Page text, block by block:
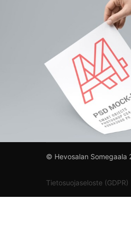
© Hevosalan Somegaala
Tietosuojaseloste (GDPR)